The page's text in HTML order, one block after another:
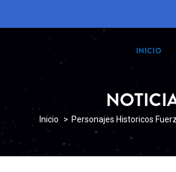
INICIO
SOBRESCRIBIR
ENLACES
DE
Inicio Personajes Historicos